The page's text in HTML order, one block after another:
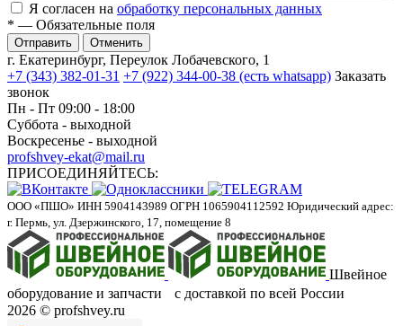
Я согласен на обработку персональных данных
* — Обязательные поля
Отменить
г. Екатеринбург, Переулок Лобачевского, 1
+7 (343) 382-01-31 +7 (922) 344-00-38 (есть whatsapp) Заказать
звонок
Пн - Пт 09:00 - 18:00
Суббота - выходной
Воскресенье - выходной
profshvey-ekat@mail.ru
ПРИСОЕДИНЯЙТЕСЬ:
ООО «ПШО» ИНН 5904143989 ОГРН 1065904112592 Юридический адрес:
г. Пермь, ул. Дзержинского, 17, помещение 8
Швейное
оборудование и запчасти с доставкой по всей России
2026 © profshvey.ru